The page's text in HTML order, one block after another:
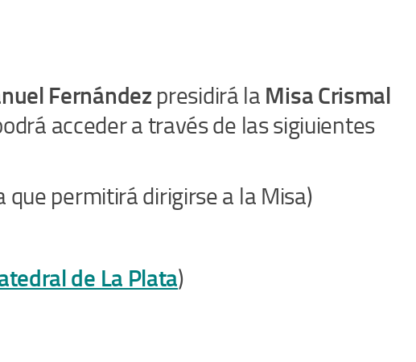
Fernández presidirá la Misa Crismal
acceder a través de las sigiuientes
permitirá dirigirse a la Misa)
de La Plata)